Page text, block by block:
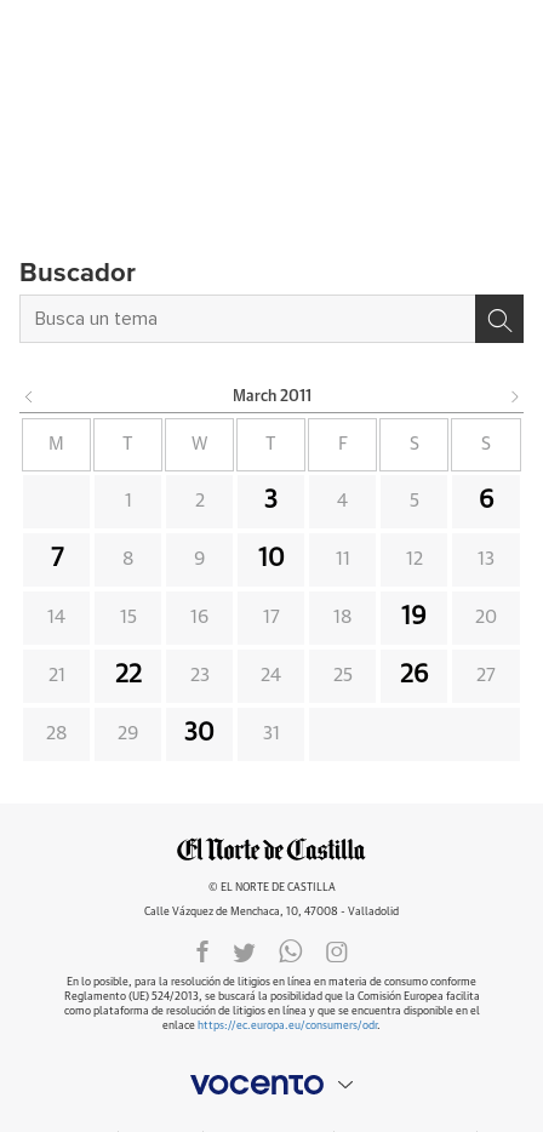
Buscador
March 2011
M W F S S
1 2 3 4 5 6
7 8 9 10 11 12 13
14 15 16 17 18 19 20
21 22 23 24 25 26 27
28 29 30 31
© EL NORTE DE CASTILLA
Calle Vázquez de Menchaca, 10, 47008 - Valladolid
En lo posible, para la resolución de litigios en línea en materia de consumo conforme
Reglamento (UE) 524/2013, se buscará la posibilidad que la Comisión Europea facilita
como plataforma de resolución de litigios en línea y que se encuentra disponible en el
enlace https://ec.europa.eu/consumers/odr.